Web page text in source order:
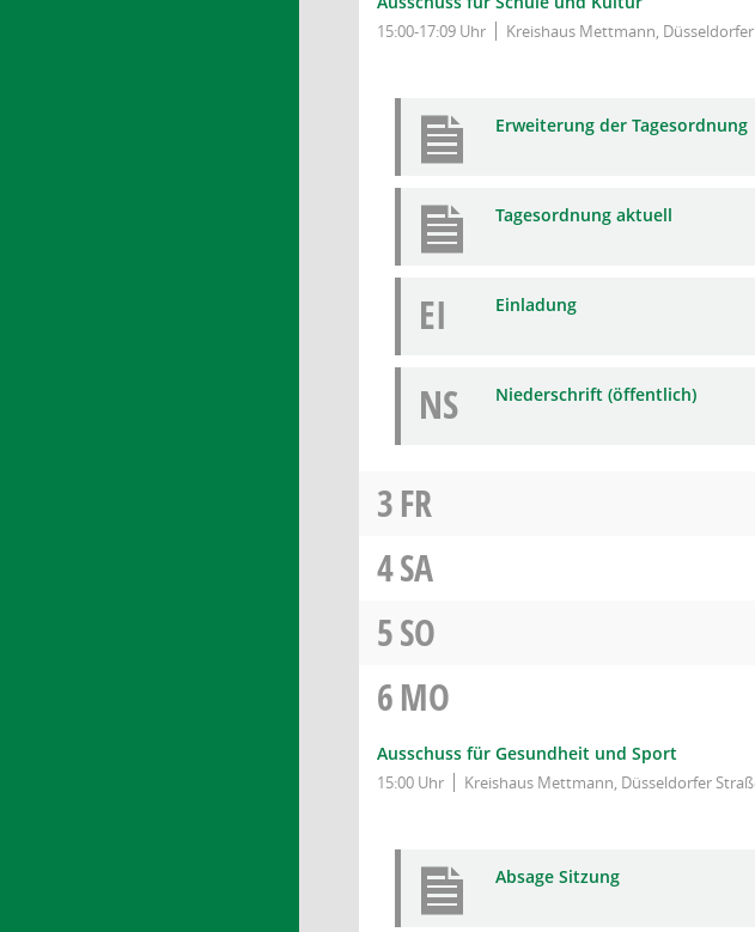
15:00-17:09 Uhr Kreishaus Mettmann,
Erweiterung der Tagesordnung
Tagesordnung aktuell
EI Einladung
NS Niederschrift (öffentlich)
3FR
4SA
5SO
6MO
Ausschuss für Gesundheit und Sport
15:00 Uhr Kreishaus Mettmann, Düsseldorfer
Absage Sitzung